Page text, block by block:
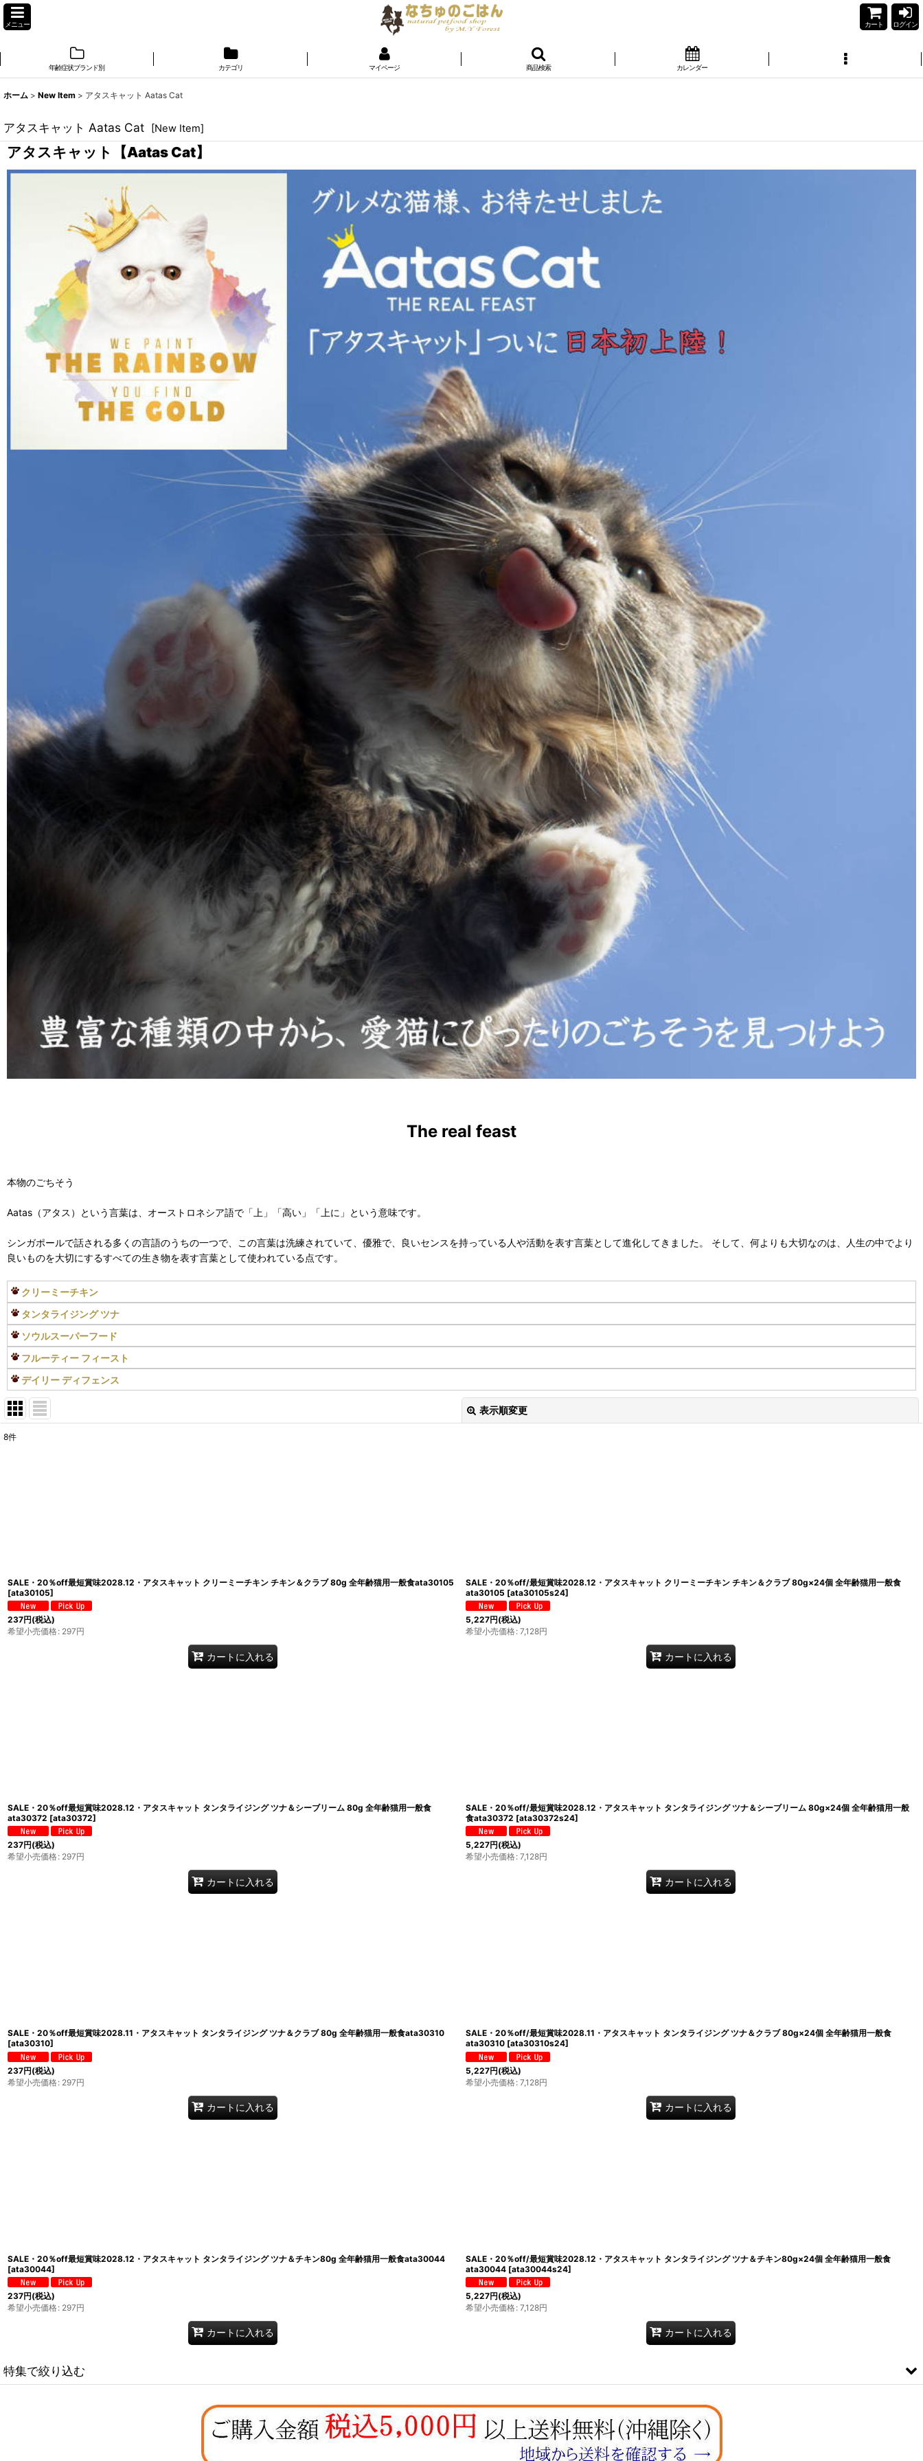
メニュー カート ログイン
年齢症状ブランド別 カテゴリ マイページ 商品検索 カレンダー
ホーム > New Item > アタスキャット Aatas Cat
アタスキャット Aatas Cat [New Item]
アタスキャット【Aatas Cat】
The real feast
本物のごちそう
Aatas（アタス）という言葉は、オーストロネシア語で「上」「高い」「上に」という意味です。
シンガポールで話される多くの言語のうちの一つで、この言葉は洗練されていて、優雅で、良いセンスを持っている人や活動を表す言葉として進化してきました。 そして、何よりも大切なのは、人生の中でより
良いものを大切にするすべての生き物を表す言葉として使われている点です。
クリーミーチキン
タンタライジング ツナ
ソウルスーパーフード
フルーティー フィースト
デイリー ディフェンス
表示順変更
8件
SALE・20％off最短賞味2028.12・アタスキャット クリーミーチキン チキン＆クラブ 80g 全年齢猫用一般食ata30105
[ata30105]
237円(税込)
希望小売価格: 297円
カートに入れる
SALE・20％off/最短賞味2028.12・アタスキャット クリーミーチキン チキン＆クラブ 80g×24個 全年齢猫用一般食
ata30105 [ata30105s24]
5,227円(税込)
希望小売価格: 7,128円
カートに入れる
SALE・20％off最短賞味2028.12・アタスキャット タンタライジング ツナ＆シーブリーム 80g 全年齢猫用一般食
ata30372 [ata30372]
237円(税込)
希望小売価格: 297円
カートに入れる
SALE・20％off/最短賞味2028.12・アタスキャット タンタライジング ツナ＆シーブリーム 80g×24個 全年齢猫用一般
食ata30372 [ata30372s24]
5,227円(税込)
希望小売価格: 7,128円
カートに入れる
SALE・20％off最短賞味2028.11・アタスキャット タンタライジング ツナ＆クラブ 80g 全年齢猫用一般食ata30310
[ata30310]
237円(税込)
希望小売価格: 297円
カートに入れる
SALE・20％off/最短賞味2028.11・アタスキャット タンタライジング ツナ＆クラブ 80g×24個 全年齢猫用一般食
ata30310 [ata30310s24]
5,227円(税込)
希望小売価格: 7,128円
カートに入れる
SALE・20％off最短賞味2028.12・アタスキャット タンタライジング ツナ＆チキン80g 全年齢猫用一般食ata30044
[ata30044]
237円(税込)
希望小売価格: 297円
カートに入れる
SALE・20％off/最短賞味2028.12・アタスキャット タンタライジング ツナ＆チキン80g×24個 全年齢猫用一般食
ata30044 [ata30044s24]
5,227円(税込)
希望小売価格: 7,128円
カートに入れる
特集で絞り込む